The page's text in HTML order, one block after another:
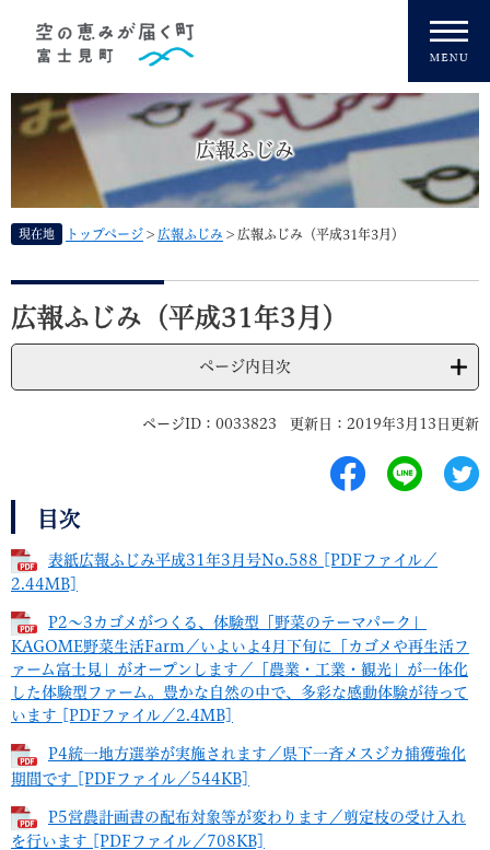
広報ふじみ
現在地 トップページ > 広報ふじみ > 広報ふじみ（平成31年3月）
本
文
広報ふじみ（平成31年3月）
ページ内目次
ページID：0033823 更新日：2019年3月13日更新
目次
表紙広報ふじみ平成31年3月号No.588 [PDFファイル／
2.44MB]
P2～3カゴメがつくる、体験型「野菜のテーマパーク」
KAGOME野菜生活Farm／いよいよ4月下旬に「カゴメや再生活フ
ァーム富士見」がオープンします／「農業・工業・観光」が一体化
した体験型ファーム。豊かな自然の中で、多彩な感動体験が待って
います [PDFファイル／2.4MB]
P4統一地方選挙が実施されます／県下一斉メスジカ捕獲強化
期間です [PDFファイル／544KB]
P5営農計画書の配布対象等が変わります／剪定枝の受け入れ
を行います [PDFファイル／708KB]